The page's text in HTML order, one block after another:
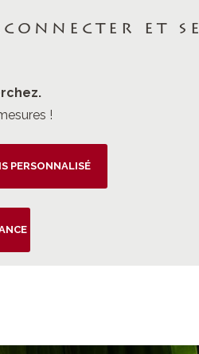
et se
!
PERSONNALISÉ